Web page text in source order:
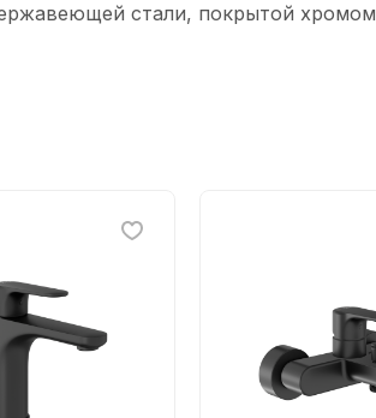
стали, покрытой